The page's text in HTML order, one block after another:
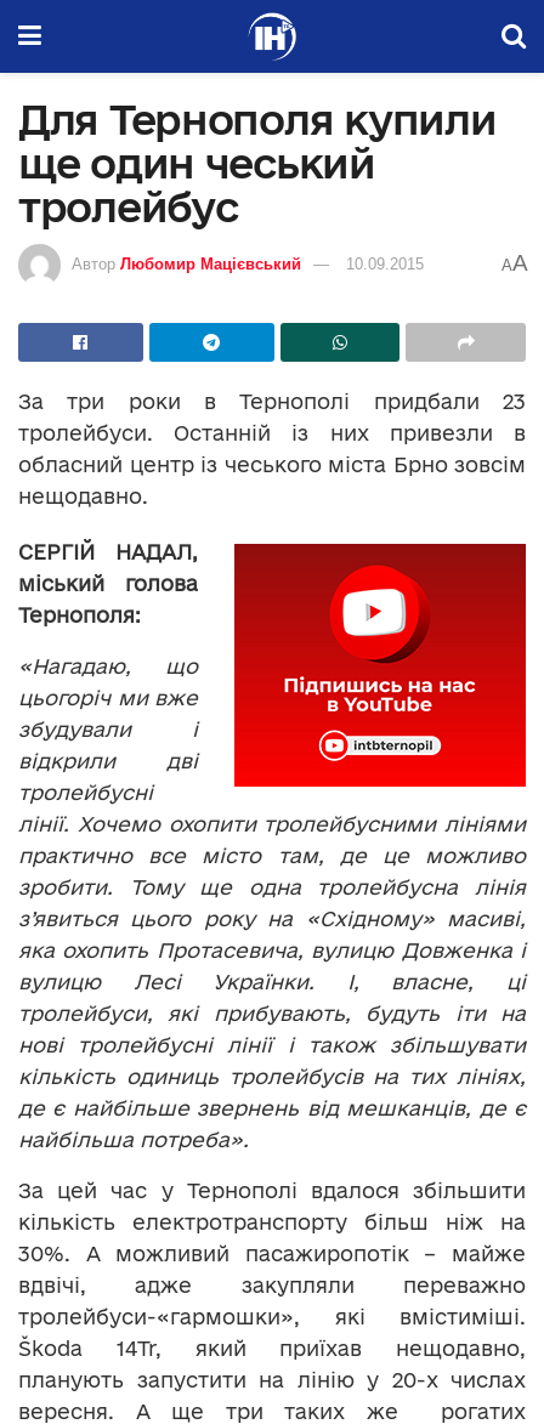
Для Тернополя купили
ще один чеський
тролейбус
Автор Любомир Мацієвський 10.09.2015 AA
За три роки в Тернополі придбали 23
тролейбуси. Останній із них привезли в
обласний центр із чеського міста Брно зовсім
нещодавно.
СЕРГІЙ НАДАЛ,
міський голова
Тернополя:
«Нагадаю, що
цьогоріч ми вже
збудували і
відкрили дві
тролейбусні
лінії. Хочемо охопити тролейбусними лініями
практично все місто там, де це можливо
зробити. Тому ще одна тролейбусна лінія
з’явиться цього року на «Східному» масиві,
яка охопить Протасевича, вулицю Довженка і
вулицю Лесі Українки. І, власне, ці
тролейбуси, які прибувають, будуть іти на
нові тролейбусні лінії і також збільшувати
кількість одиниць тролейбусів на тих лініях,
де є найбільше звернень від мешканців, де є
найбільша потреба».
За цей час у Тернополі вдалося збільшити
кількість електротранспорту більш ніж на
30%. А можливий пасажиропотік – майже
вдвічі, адже закупляли переважно
тролейбуси-«гармошки», які вмістиміші.
Škoda 14Tr, який приїхав нещодавно,
планують запустити на лінію у 20-х числах
вересня. А ще три таких же рогатих